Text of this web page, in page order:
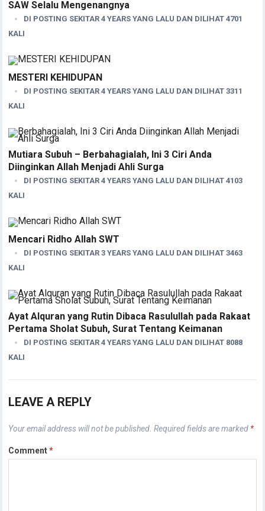
SAW Selalu Mengenangnya
DI POSTING SEKITAR 4 YEARS YANG LALU DAN DILIHAT 4701
KALI
MESTERI KEHIDUPAN
DI POSTING SEKITAR 4 YEARS YANG LALU DAN DILIHAT 3311
KALI
Mutiara Subuh – Berbahagialah, Ini 3 Ciri Anda
Diinginkan Allah Menjadi Ahli Surga
DI POSTING SEKITAR 4 YEARS YANG LALU DAN DILIHAT 4103
KALI
Mencari Ridho Allah SWT
DI POSTING SEKITAR 3 YEARS YANG LALU DAN DILIHAT 3463
KALI
Ayat Alquran yang Rutin Dibaca Rasulullah pada Rakaat
Pertama Sholat Subuh, Surat Tentang Keimanan
DI POSTING SEKITAR 4 YEARS YANG LALU DAN DILIHAT 8088
KALI
LEAVE A REPLY
Your email address will not be published. Required fields are marked *
Comment*